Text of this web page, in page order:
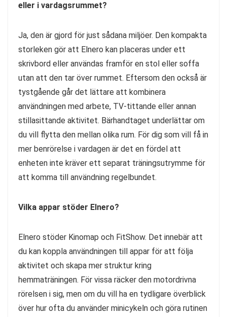
eller i vardagsrummet?
Ja, den är gjord för just sådana miljöer. Den kompakta
storleken gör att Elnero kan placeras under ett
skrivbord eller användas framför en stol eller soffa
utan att den tar över rummet. Eftersom den också är
tystgående går det lättare att kombinera
användningen med arbete, TV-tittande eller annan
stillasittande aktivitet. Bärhandtaget underlättar om
du vill flytta den mellan olika rum. För dig som vill få in
mer benrörelse i vardagen är det en fördel att
enheten inte kräver ett separat träningsutrymme för
att komma till användning regelbundet.
Vilka appar stöder Elnero?
Elnero stöder Kinomap och FitShow. Det innebär att
du kan koppla användningen till appar för att följa
aktivitet och skapa mer struktur kring
hemmaträningen. För vissa räcker den motordrivna
rörelsen i sig, men om du vill ha en tydligare överblick
över hur ofta du använder minicykeln och göra rutinen